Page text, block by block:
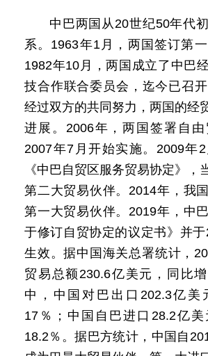
中巴两国从20世纪50年代
系。1963年1月，两国签订第一
1982年10月，两国成立了中巴
技合作联合委员会，迄今已召开
经过双方的共同努力，两国的经
进展。2006年，两国签署自
2007年7月开始实施。2009年
《中巴自贸区服务贸易协定》，
第二大贸易伙伴。2014年，我
第一大贸易伙伴。2019年，中
于修订自贸协定的议定书》并于
生效。据中国海关总署统计，
贸易总额230.6亿美元，同比
中，中国对巴出口202.3亿美
17％；中国自巴进口28.2亿
18.2％。据巴方统计，中国自